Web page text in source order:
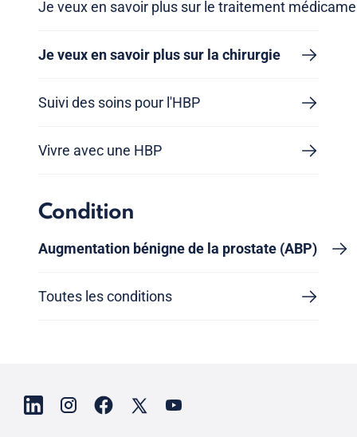
Je veux en savoir plus sur le traitement
Je veux en savoir plus sur la chirurgie
Suivi des soins pour l'HBP
Vivre avec une HBP
Condition
Augmentation bénigne de la prostate (ABP)
Toutes les conditions